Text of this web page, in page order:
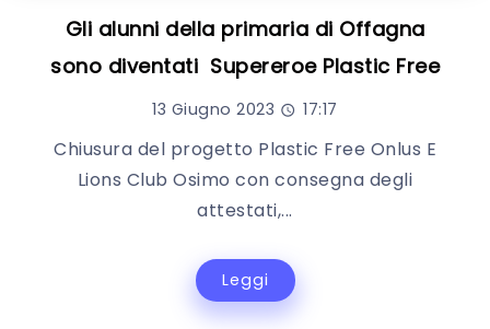
Gli alunni della primaria di Offagna
sono diventati Supereroe Plastic Free
13 Giugno 2023 17:17
Chiusura del progetto Plastic Free Onlus E
Lions Club Osimo con consegna degli
attestati,...
Leggi